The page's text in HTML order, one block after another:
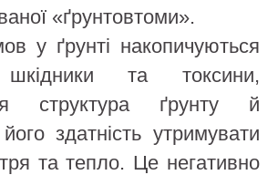
«ґрунтовтоми».
у ґрунті накопичуються
шкідники та токсини,
структура ґрунту й
здатність утримувати
та тепло. Це негативно